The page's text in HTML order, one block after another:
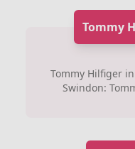
Tommy
Tommy Hilfiger
Swindon: